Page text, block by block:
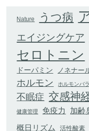
Nature うつ病
エイジングケア
セロトニン
ドーパミン ノネナー
ホルモン ホルモンバ
不眠症 交感神
健康管理 免疫力 加齢
概日リズム 活性酸素